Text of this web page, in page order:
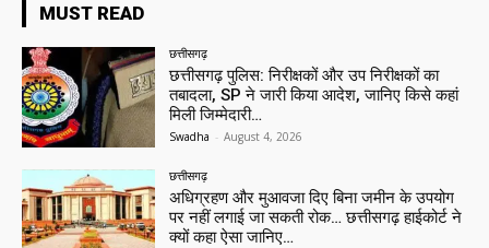
MUST READ
छत्तीसगढ़
छत्तीसगढ़ पुलिस: निरीक्षकों और उप निरीक्षकों का
तबादला, SP ने जारी किया आदेश, जानिए किसे कहां
मिली जिम्मेदारी…
Swadha - August 4, 2026
छत्तीसगढ़
अधिग्रहण और मुआवजा दिए बिना जमीन के उपयोग
पर नहीं लगाई जा सकती रोक… छत्तीसगढ़ हाईकोर्ट ने
क्यों कहा ऐसा जानिए…